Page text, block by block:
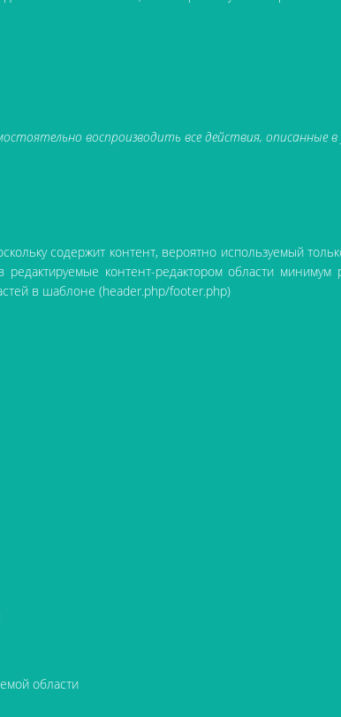
воспроизводить все действия, описанные в
содержит контент, вероятно используемый
контент-редактором области минимум
в шаблоне (header.php/footer.php)
области